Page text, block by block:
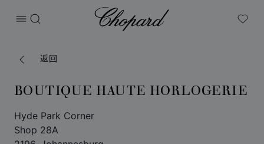
打开菜单
搜索
Chopard
My
返回
BOUTIQUE HAUTE HORLOGERIE
Hyde Park Corner
Shop 28A